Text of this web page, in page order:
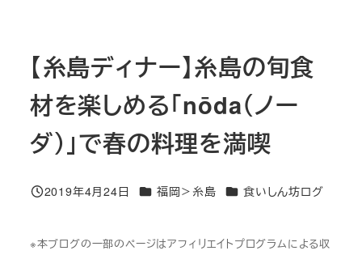
【糸島ディナー】糸島の旬食
材を楽しめる「nōda（ノー
ダ）」で春の料理を満喫
投稿日
2019年4月24日 カテゴリー
福岡＞糸島 カテゴリー
食いしん坊ログ
※本ブログの一部のページはアフィリエイトプログラムによる収